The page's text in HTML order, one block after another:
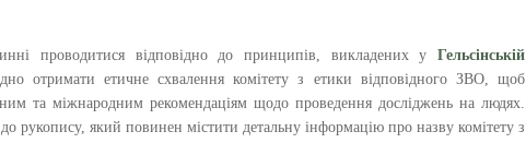
проводитися відповідно до принципів, викладених у Гельсінській
отримати етичне схвалення комітету з етики відповідного ЗВО, щоб
та міжнародним рекомендаціям щодо проведення досліджень на людях.
рукопису, який повинен містити детальну інформацію про назву комітету з